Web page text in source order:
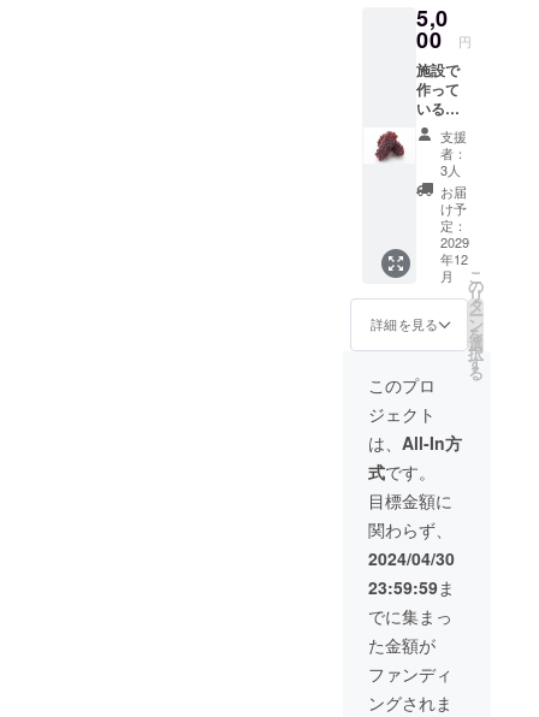
5,0
00 円
施設で
作って
いるデ
ラウエ
アー・1
パッ
ク：約
３房入
り ・重
量：約
500g ・
保存方
法： 常
温で1週
間持ち
ます。
産地：
大分県
宇佐市
安心院
産 施設
で製造
してい
る台湾
カステ
ラ1パッ
ク、シ
フォン
ケーキ
１ホー
ル、
ロール
ケーキ1
本 ・保
支援
者：
3人
お届
け予
定：
2029
年12
月
詳細を見る
こ
の
リ
タ
ー
ン
を
選
択
す
る
このプロ
ジェクト
は、 All-In方
式です。
目標金額に
関わらず、
2024/04/30
23:59:59ま
でに集まっ
た金額が
ファンディ
ングされま